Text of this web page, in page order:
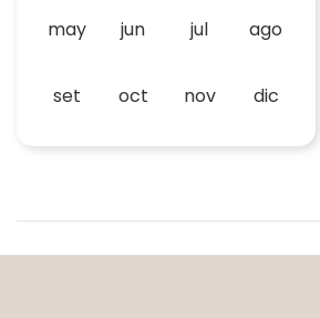
may jun jul ago
set oct nov dic